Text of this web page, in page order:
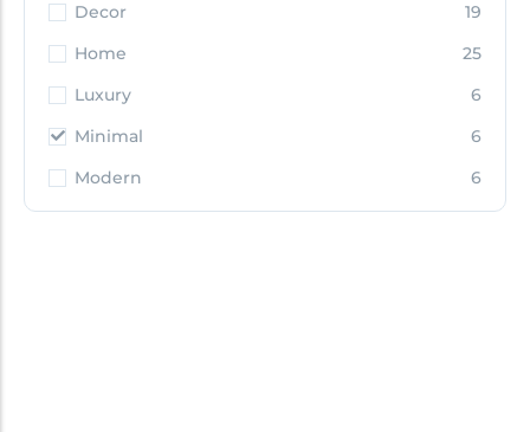
Decor
19
Home
25
Luxury
6
Minimal
6
Modern
6